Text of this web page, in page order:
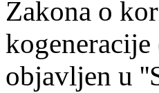
Zakona o
objavljen u